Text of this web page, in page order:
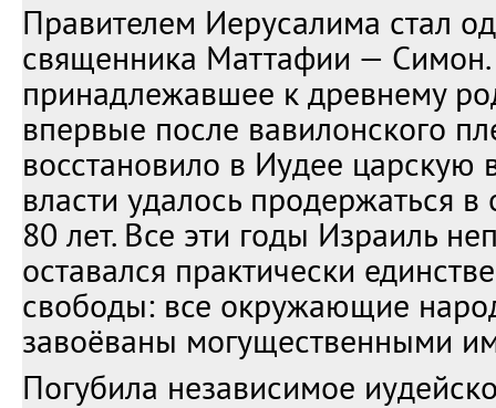
Правителем Иерусалима стал
священника Маттафии — Симон.
принадлежавшее к древнему
впервые после вавилонского
восстановило в Иудее царскую
власти удалось продержаться
80 лет. Все эти годы Израиль
оставался практически
свободы: все окружающие
завоёваны могущественными
Погубила независимое